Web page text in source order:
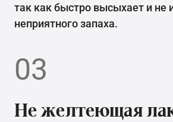
так как быстро высыхает и не
неприятного запаха.
03
Не желтеющая